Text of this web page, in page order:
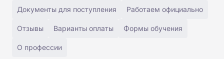
Документы для поступления Работаем официально
Отзывы Варианты оплаты Формы обучения
О профессии